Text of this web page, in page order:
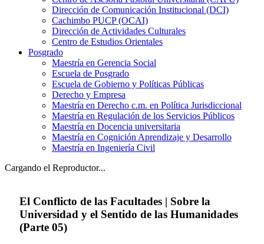
Dirección de Comunicación Institucional (DCI)
Cachimbo PUCP (OCAI)
Dirección de Actividades Culturales
Centro de Estudios Orientales
Posgrado
Maestría en Gerencia Social
Escuela de Posgrado
Escuela de Gobierno y Políticas Públicas
Derecho y Empresa
Maestría en Derecho c.m. en Política Jurisdiccional
Maestría en Regulación de los Servicios Públicos
Maestría en Docencia universitaria
Maestría en Cognición Aprendizaje y Desarrollo
Maestría en Ingeniería Civil
Cargando el Reproductor...
El Conflicto de las Facultades | Sobre la
Universidad y el Sentido de las Humanidades
(Parte 05)